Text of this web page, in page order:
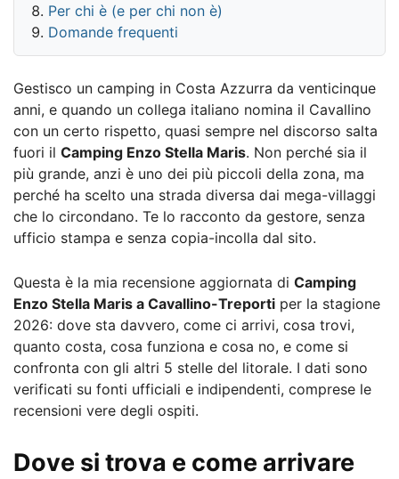
Per chi è (e per chi non è)
Domande frequenti
Gestisco un camping in Costa Azzurra da venticinque
anni, e quando un collega italiano nomina il Cavallino
con un certo rispetto, quasi sempre nel discorso salta
fuori il Camping Enzo Stella Maris. Non perché sia il
più grande, anzi è uno dei più piccoli della zona, ma
perché ha scelto una strada diversa dai mega-villaggi
che lo circondano. Te lo racconto da gestore, senza
ufficio stampa e senza copia-incolla dal sito.
Questa è la mia recensione aggiornata di Camping
Enzo Stella Maris a Cavallino-Treporti per la stagione
2026: dove sta davvero, come ci arrivi, cosa trovi,
quanto costa, cosa funziona e cosa no, e come si
confronta con gli altri 5 stelle del litorale. I dati sono
verificati su fonti ufficiali e indipendenti, comprese le
recensioni vere degli ospiti.
Dove si trova e come arrivare